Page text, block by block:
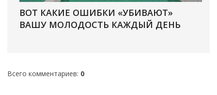
ВОТ КАКИЕ ОШИБКИ «УБИВАЮТ»
ВАШУ МОЛОДОСТЬ КАЖДЫЙ ДЕНЬ
Всего комментариев: 0